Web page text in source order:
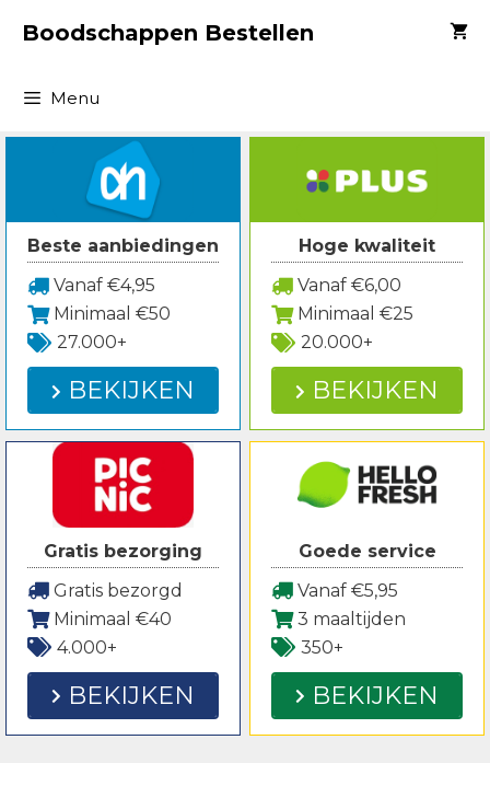
naarBoodschappen Bestellen
Menu
Beste aanbiedingen
Vanaf €4,95
Minimaal €50
27.000+
BEKIJKEN
Hoge kwaliteit
Vanaf €6,00
Minimaal €25
20.000+
BEKIJKEN
Gratis bezorging
Gratis bezorgd
Minimaal €40
4.000+
BEKIJKEN
Goede service
Vanaf €5,95
3 maaltijden
350+
BEKIJKEN